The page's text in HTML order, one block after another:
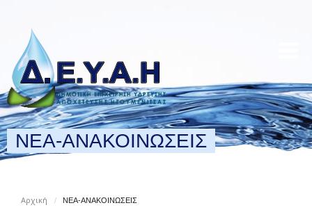
ΝΕΑ-ΑΝΑΚΟΙΝΩΣΕΙΣ
Αρχική / ΝΕΑ-ΑΝΑΚΟΙΝΩΣΕΙΣ